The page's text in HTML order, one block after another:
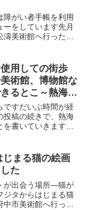
障がい者手帳を利用
ーをしています先月
濤美術館へ行ったの
した手帳を利用する
、参考ReadMore...
使用しての街歩
術館、博物館な
るとこ～熱海旅
ですだいぶ時間が経
投稿の続きで、熱海
を書いていきます前
は、２日目の内容
邸 ※ReadMore...
じまる猫の絵画
た
が出会う場所―猫が
ジタからはじまる猫
市美術館へ行って